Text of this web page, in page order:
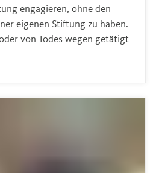
engagieren, ohne den
eigenen Stiftung zu haben.
von Todes wegen getätigt